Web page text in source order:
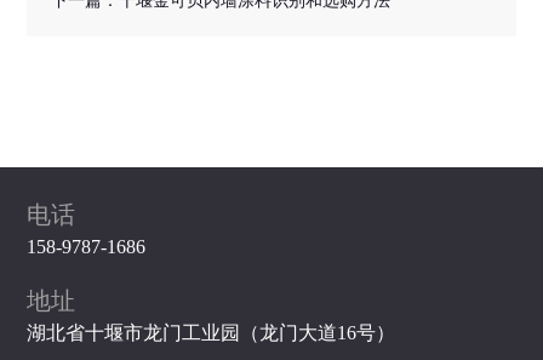
电话
158-9787-1686
地址
湖北省十堰市龙门工业园（龙门大道16号）